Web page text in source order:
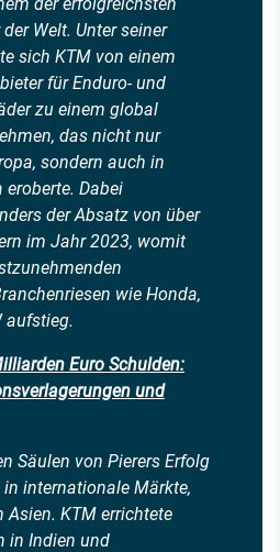
Welt. Unter seiner
sich KTM von einem
für Enduro- und
zu einem global
das nicht nur
sondern auch in
Dabei
der Absatz von über
im Jahr 2023, womit
wie Honda,
aufstieg.
Euro Schulden:
und
Säulen von Pierers Erfolg
internationale Märkte,
Asien. KTM errichtete
in Indien und